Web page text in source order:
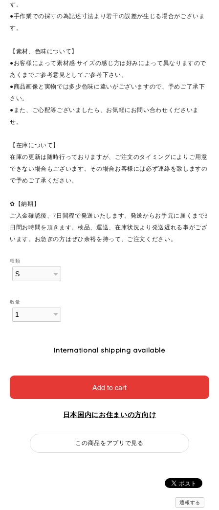
す。
●手作業での採寸の為記述寸法より若干の誤差が生じる場合がございま
す。
【素材、色味について】
●お客様によって素材感·サイズの感じ方は好みによって異なりますので
あくまでご参考意見としてご参考下さい。
●商品画像と実物では多少色味に違いがございますので、予めご了承下
さい。
●また、ご心配等ございましたら、お気軽にお問い合わせくださいま
せ。
【在庫について】
在庫の更新は随時行っておりますが、ご注文のタイミングによりご用意
できない場合もございます。その場合お客様には必ず連絡を致しますの
で予めご了承ください。
✿【納期】
ご入金確認後、7日間程で発送いたします。発送からお手元に届くまで3
日間お時間を頂きます。検品、運送、在庫状況より発送遅れる事がござ
います。お急ぎの方はぜひ余裕を持って、ご注文ください。
種類
数量
International shipping available
Add to cart
日本国内にお住まいの方向け
この商品をアプリで見る
通報する